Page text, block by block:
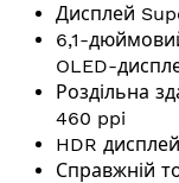
Дисплей
6,1-
OLED-
Роздільна
460 ppi
HDR дисплей
Справжній